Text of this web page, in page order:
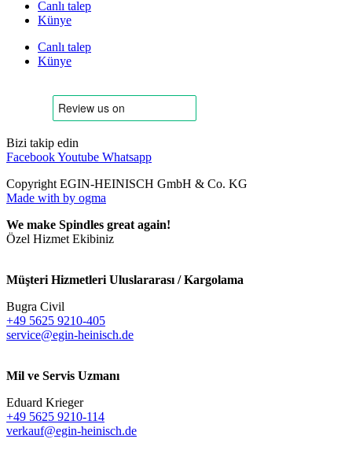
Canlı talep
Künye
Canlı talep
Künye
Bizi takip edin
FacebookYoutube Whatsapp
Copyright EGIN-HEINISCH GmbH & Co. KG
Made with by ogma
We make Spindles great again!
Özel Hizmet Ekibiniz
Müşteri Hizmetleri Uluslararası / Kargolama
Bugra Civil
+49 5625 9210-405
service@egin-heinisch.de
Mil ve Servis Uzmanı
Eduard Krieger
+49 5625 9210-114
verkauf@egin-heinisch.de